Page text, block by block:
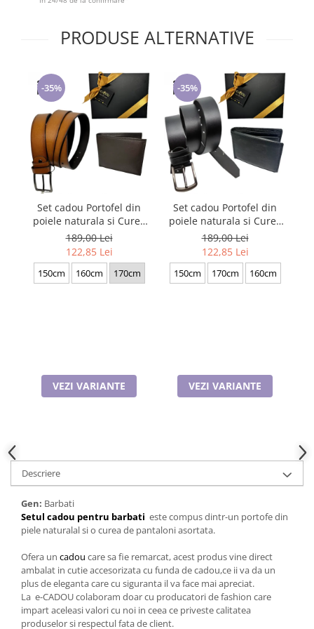
Cadouri pentru Doctori
PRODUSE ALTERNATIVE
-35%
Set cadou Portofel din
poiele naturala si Curea
de barbati neagra, serie
mare battal, A702-
4.M_1123
189,00 Lei
122,85 Lei
150cm 160cm 170cm
VEZI VARIANTE
-35%
Set cadou Portofel din
poiele naturala si Curea
de barbati neagra, serie
mare battal, A702-
4.N_1379
189,00 Lei
122,85 Lei
150cm 170cm 160cm
VEZI VARIANTE
Descriere
Gen: Barbati
Setul cadou pentru barbati este compus dintr-un portofe din
piele naturalal si o curea de pantaloni asortata.
Ofera un cadou care sa fie remarcat, acest produs vine direct
ambalat in cutie accesorizata cu funda de cadou,ce ii va da un
plus de eleganta care cu siguranta il va face mai apreciat.
La e-CADOU colaboram doar cu producatori de fashion care
impart aceleasi valori cu noi in ceea ce priveste calitatea
produselor si respectul fata de client.